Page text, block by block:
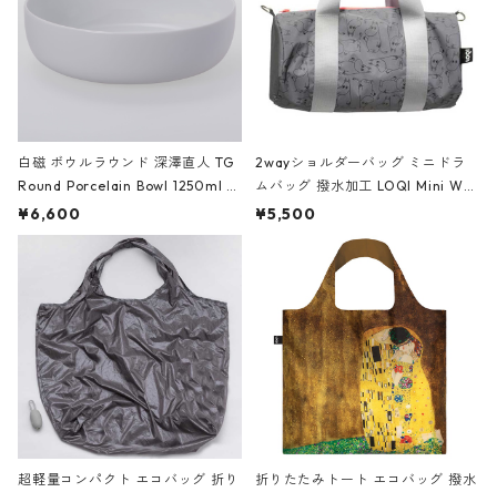
白磁 ボウルラウンド 深澤直人 TG
Round Porcelain Bowl 1250ml テ
ィージー 磁器 ラウンドボウル 125
0ml ホワイト
¥6,600
2wayショルダーバッグ ミニドラ
ムバッグ 撥水加工 LOQI Mini We
ekender Reflective ローキー ミ
ブ MOOMIN/MINI WEEKENDER/
Reflective ムーミン/ミニウィー
クエンダー/リフレクティブ
¥5,500
超軽量コンパクト エコバッグ 折り
折りたたみトート エコバッグ 撥水